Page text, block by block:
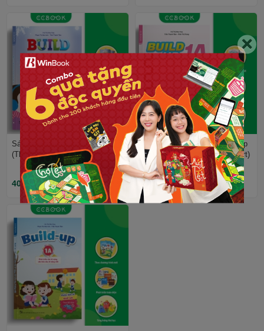
Sách Tiếng Anh lớp 1 - Build-up
(Theo bộ Explore Our World)
40.000₫
Sách tiếng Anh lớp 1 - Build-up
1A (theo bộ sách Phonic-Smart)
40.000₫